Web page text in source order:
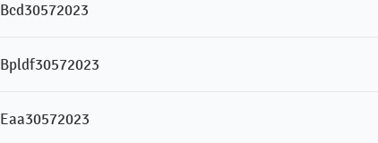
Bcd30572023
Bpldf30572023
Eaa30572023